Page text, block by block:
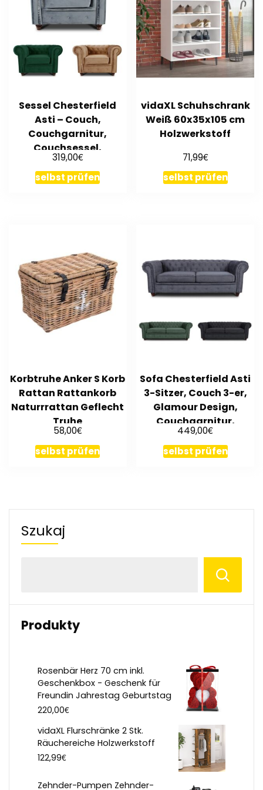
Sessel Chesterfield
Asti – Couch,
Couchgarnitur,
Couchsessel,
Loungesessel, Stühl
319,00€
selbst prüfen
vidaXL Schuhschrank
Weiß 60x35x105 cm
Holzwerkstoff
71,99€
selbst prüfen
Korbtruhe Anker S Korb
Rattan Rattankorb
Naturrrattan Geflecht
Truhe
58,00€
selbst prüfen
Sofa Chesterfield Asti
3-Sitzer, Couch 3-er,
Glamour Design,
Couchgarnitur,
Holzfüße
449,00€
selbst prüfen
Szukaj
Produkty
Rosenbär Herz 70 cm inkl.
Geschenkbox - Geschenk für
Freundin Jahrestag Geburtstag
220,00€
vidaXL Flurschränke 2 Stk.
Räuchereiche Holzwerkstoff
122,99€
Zehnder-Pumpen Zehnder-